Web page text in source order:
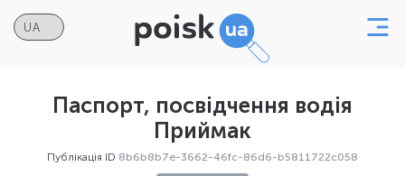
Паспорт, посвідчення водія
Приймак
Публікація ID 8b6b8b7e-3662-46fc-86d6-b5811722c058